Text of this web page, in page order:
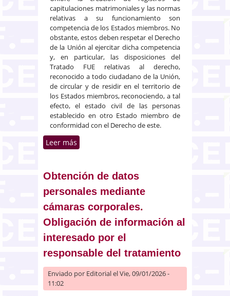
capitulaciones matrimoniales y las normas
relativas a su funcionamiento son
competencia de los Estados miembros. No
obstante, estos deben respetar el Derecho
de la Unión al ejercitar dicha competencia
y, en particular, las disposiciones del
Tratado FUE relativas al derecho,
reconocido a todo ciudadano de la Unión,
de circular y de residir en el territorio de
los Estados miembros, reconociendo, a tal
efecto, el estado civil de las personas
establecido en otro Estado miembro de
conformidad con el Derecho de este.
Leer más
miembro
Obtención de datos
personales mediante
cámaras corporales.
Obligación de información al
interesado por el
responsable del tratamiento
Enviado por Editorialel Vie, 09/01/2026 -
11:02